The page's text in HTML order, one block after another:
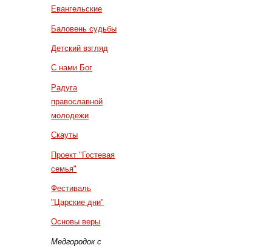
Евангельские
Баловень судьбы
Детский взгляд
С нами Бог
Радуга
православной
молодежи
Скауты
Проект "Гостевая
семья"
Фестиваль
"Царские дни"
Основы веры
Медгородок с